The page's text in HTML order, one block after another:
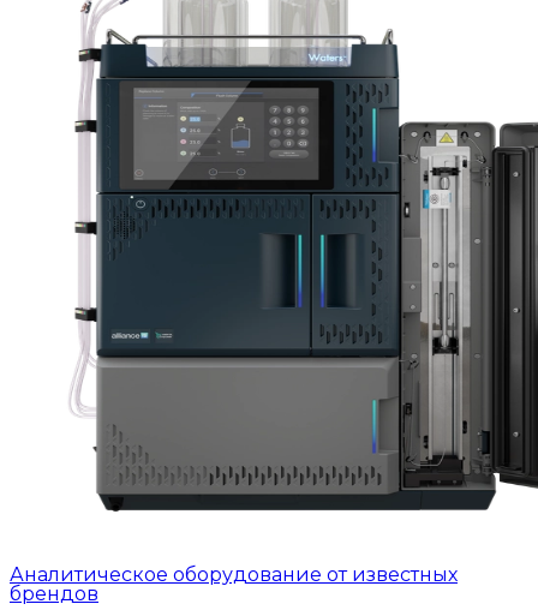
Аналитическое оборудование от известных
брендов